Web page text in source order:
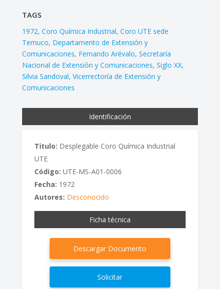
TAGS
1972 Coro Química Industrial Coro UTE sede
Temuco Departamento de Extensión y
Comunicaciones Fernando Arévalo Secretaría
Nacional de Extensión y Comunicaciones Siglo XX
Silvia Sandoval Vicerrectoría de Extensión y
Comunicaciones
Identificación
Titulo: Desplegable Coro Química Industrial
UTE
Código: UTE-MS-A01-0006
Fecha: 1972
Autores: Desconocido
Ficha técnica
Descargar Documento
Solicitar